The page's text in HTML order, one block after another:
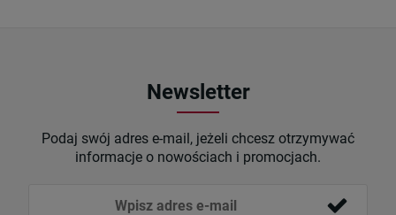
Newsletter
Podaj swój adres e-mail, jeżeli chcesz otrzymywać
informacje o nowościach i promocjach.